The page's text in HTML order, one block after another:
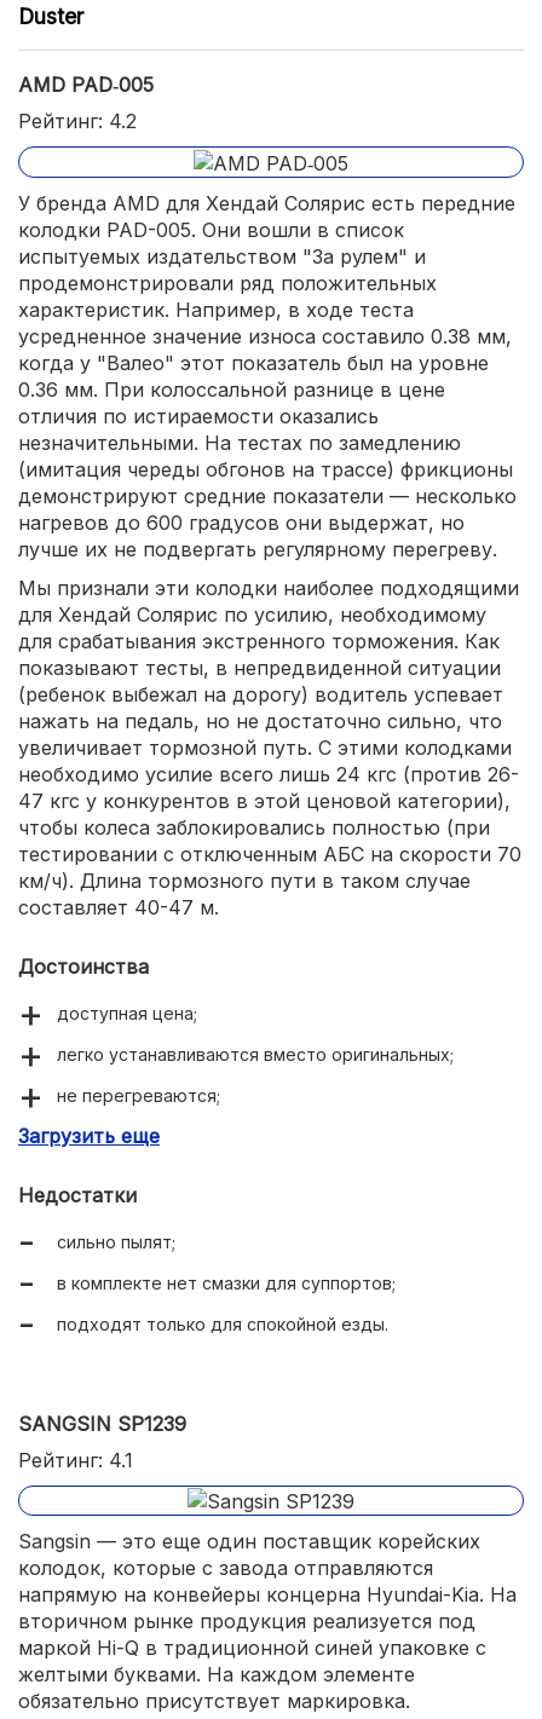
Duster
AMD PAD‑005
Рейтинг: 4.2
У бренда AMD для Хендай Солярис есть передние
колодки PAD-005. Они вошли в список
испытуемых издательством "За рулем" и
продемонстрировали ряд положительных
характеристик. Например, в ходе теста
усредненное значение износа составило 0.38 мм,
когда у "Валео" этот показатель был на уровне
0.36 мм. При колоссальной разнице в цене
отличия по истираемости оказались
незначительными. На тестах по замедлению
(имитация череды обгонов на трассе) фрикционы
демонстрируют средние показатели — несколько
нагревов до 600 градусов они выдержат, но
лучше их не подвергать регулярному перегреву.
Мы признали эти колодки наиболее подходящими
для Хендай Солярис по усилию, необходимому
для срабатывания экстренного торможения. Как
показывают тесты, в непредвиденной ситуации
(ребенок выбежал на дорогу) водитель успевает
нажать на педаль, но не достаточно сильно, что
увеличивает тормозной путь. С этими колодками
необходимо усилие всего лишь 24 кгс (против 26-
47 кгс у конкурентов в этой ценовой категории),
чтобы колеса заблокировались полностью (при
тестировании с отключенным АБС на скорости 70
км/ч). Длина тормозного пути в таком случае
составляет 40-47 м.
Достоинства
доступная цена;
легко устанавливаются вместо оригинальных;
не перегреваются;
короткий тормозной путь.
Загрузить еще
Недостатки
сильно пылят;
в комплекте нет смазки для суппортов;
подходят только для спокойной езды.
SANGSIN SP1239
Рейтинг: 4.1
Sangsin — это еще один поставщик корейских
колодок, которые с завода отправляются
напрямую на конвейеры концерна Hyundai-Kia. На
вторичном рынке продукция реализуется под
маркой Hi-Q в традиционной синей упаковке с
желтыми буквами. На каждом элементе
обязательно присутствует маркировка.